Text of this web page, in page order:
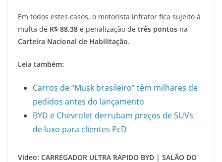
Em todos estes casos, o motorista infrator fica sujeito à
multa de R$ 88,38 e penalização de três pontos na
Carteira Nacional de Habilitação.
Leia também:
Carros de “Musk brasileiro” têm milhares de
pedidos antes do lançamento
BYD e Chevrolet derrubam preços de SUVs
de luxo para clientes PcD
Vídeo: CARREGADOR ULTRA RÁPIDO BYD | SALÃO DO